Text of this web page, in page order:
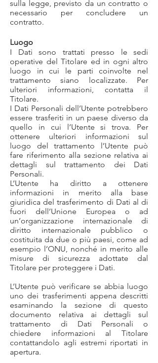
sulla legge, previsto da un contratto o
necessario per concludere un
contratto.
Luogo
I Dati sono trattati presso le sedi
operative del Titolare ed in ogni altro
luogo in cui le parti coinvolte nel
trattamento siano localizzate. Per
ulteriori informazioni, contatta il
Titolare.
I Dati Personali dell’Utente potrebbero
essere trasferiti in un paese diverso da
quello in cui l’Utente si trova. Per
ottenere ulteriori informazioni sul
luogo del trattamento l’Utente può
fare riferimento alla sezione relativa ai
dettagli sul trattamento dei Dati
Personali.
L’Utente ha diritto a ottenere
informazioni in merito alla base
giuridica del trasferimento di Dati al di
fuori dell’Unione Europea o ad
un’organizzazione internazionale di
diritto internazionale pubblico o
costituita da due o più paesi, come ad
esempio l’ONU, nonché in merito alle
misure di sicurezza adottate dal
Titolare per proteggere i Dati.
L’Utente può verificare se abbia luogo
uno dei trasferimenti appena descritti
esaminando la sezione di questo
documento relativa ai dettagli sul
trattamento di Dati Personali o
chiedere informazioni al Titolare
contattandolo agli estremi riportati in
apertura.